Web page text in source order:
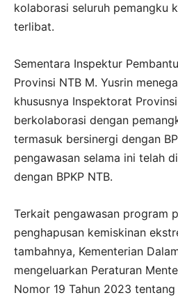
kolaborasi seluruh pemangku
terlibat.
Sementara Inspektur
Provinsi NTB M. Yusrin
khususnya Inspektorat
berkolaborasi dengan
termasuk bersinergi dengan
pengawasan selama ini telah
dengan BPKP NTB.
Terkait pengawasan program
penghapusan kemiskinan
tambahnya, Kementerian
mengeluarkan Peraturan
Nomor 19 Tahun 2023 tentang